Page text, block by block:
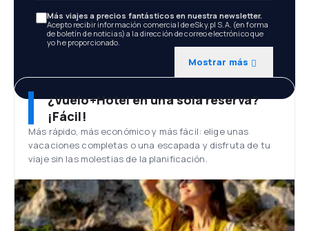
Más viajes a precios fantásticos en nuestra newsletter.
Acepto recibir información comercial de eSky.pl S.A. (en forma
de boletín de noticias) a la dirección de correo electrónico que
yo he proporcionado.
Mostrar más
¿Vuelo+Hotel en una sola reserva?
¡Fácil!
Más rápido, más económico y más fácil: elige unas
vacaciones completas o una escapada y disfruta de tu
viaje sin las molestias de la planificación.